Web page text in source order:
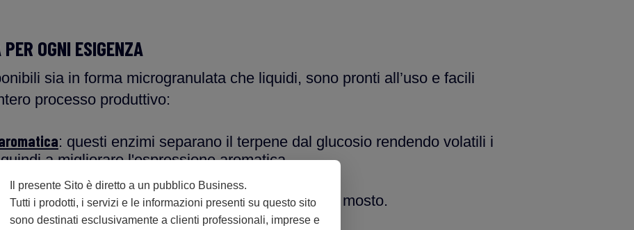
Il presente Sito è diretto a un pubblico Business.
Tutti i prodotti, i servizi e le informazioni presenti su questo sito
sono destinati esclusivamente a clienti professionali, imprese e
OGNI ESIGENZA
sia in forma microgranulata che liquidi, sono pronti all’uso e facili
processo produttivo:
: questi enzimi separano il terpene dal glucosio rendendo volatili i
a migliorare l'espressione aromatica.
la pectina velocizzando l'illimpidimento del mosto.